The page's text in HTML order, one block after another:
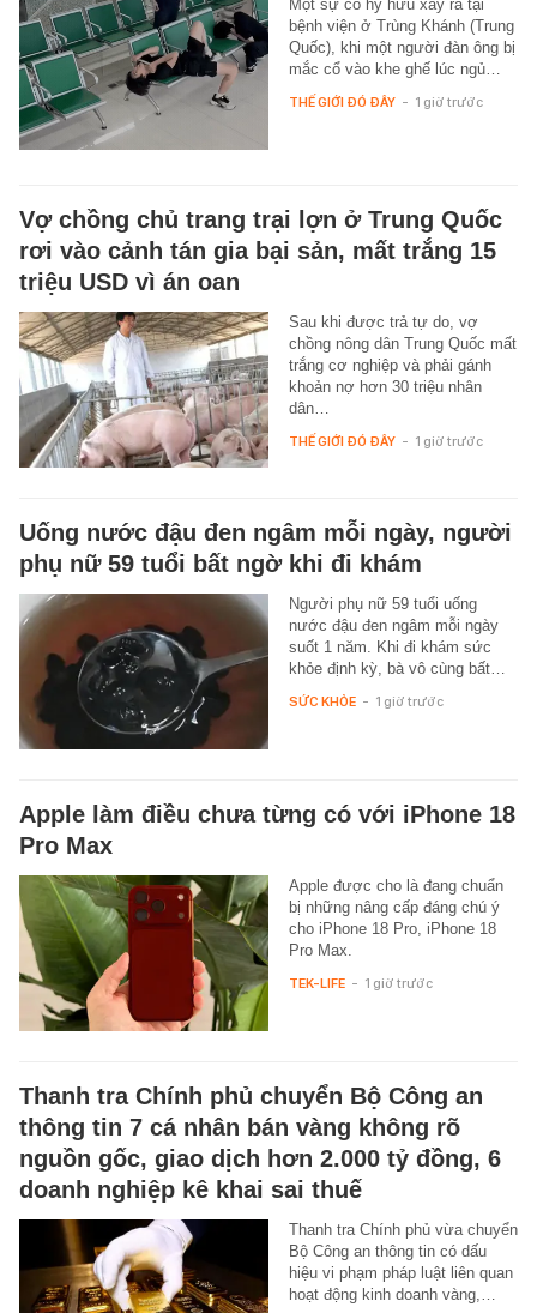
Một sự cố hy hữu xảy ra tại
bệnh viện ở Trùng Khánh (Trung
Quốc), khi một người đàn ông bị
mắc cổ vào khe ghế lúc ngủ…
THẾ GIỚI ĐÓ ĐÂY - 1 giờ trước
Vợ chồng chủ trang trại lợn ở Trung Quốc
rơi vào cảnh tán gia bại sản, mất trắng 15
triệu USD vì án oan
Sau khi được trả tự do, vợ
chồng nông dân Trung Quốc mất
trắng cơ nghiệp và phải gánh
khoản nợ hơn 30 triệu nhân
dân…
THẾ GIỚI ĐÓ ĐÂY - 1 giờ trước
Uống nước đậu đen ngâm mỗi ngày, người
phụ nữ 59 tuổi bất ngờ khi đi khám
Người phụ nữ 59 tuổi uống
nước đậu đen ngâm mỗi ngày
suốt 1 năm. Khi đi khám sức
khỏe định kỳ, bà vô cùng bất…
SỨC KHỎE - 1 giờ trước
Apple làm điều chưa từng có với iPhone 18
Pro Max
Apple được cho là đang chuẩn
bị những nâng cấp đáng chú ý
cho iPhone 18 Pro, iPhone 18
Pro Max.
TEK-LIFE - 1 giờ trước
Thanh tra Chính phủ chuyển Bộ Công an
thông tin 7 cá nhân bán vàng không rõ
nguồn gốc, giao dịch hơn 2.000 tỷ đồng, 6
doanh nghiệp kê khai sai thuế
Thanh tra Chính phủ vừa chuyển
Bộ Công an thông tin có dấu
hiệu vi phạm pháp luật liên quan
hoạt động kinh doanh vàng,…